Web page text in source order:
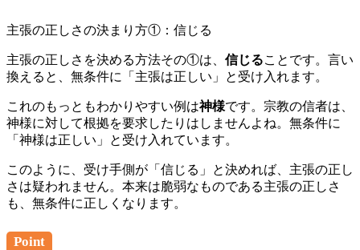
主張の正しさの決まり方①：信じる
主張の正しさを決める方法その①は、 信じることです。言い
換えると、無条件に「主張は正しい」と受け入れます。
これのもっともわかりやすい例は神様です。宗教の信者は、
神様に対して根拠を要求したりはしませんよね。無条件に
「神様は正しい」と受け入れています。
このように、受け手側が「信じる」と決めれば、主張の正し
さは疑われません。本来は脆弱なものである主張の正しさ
も、無条件に正しくなります。
Point